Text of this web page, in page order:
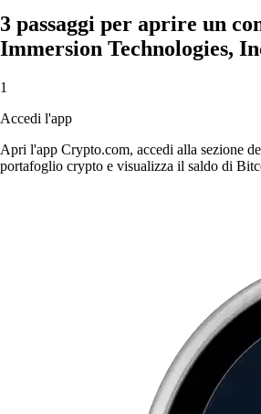
3 passaggi per aprire un
Immersion Technologies,
1
Accedi l'app
Apri l'app Crypto.com, accedi alla sezione
portafoglio crypto e visualizza il saldo di